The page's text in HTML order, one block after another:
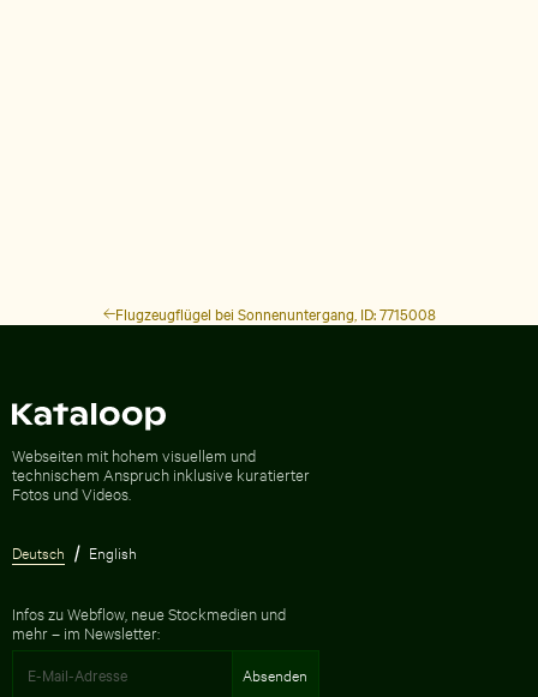
Flugzeugflügel bei Sonnenuntergang, ID: 7715008
Webseiten mit hohem visuellem und
technischem Anspruch inklusive kuratierter
Fotos und Videos.
Deutsch English
Infos zu Webflow, neue Stockmedien und
mehr – im Newsletter: